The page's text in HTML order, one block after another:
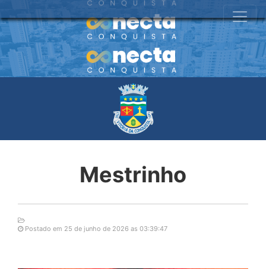
Mestrinho
Postado em 25 de junho de 2026 as 03:39:47